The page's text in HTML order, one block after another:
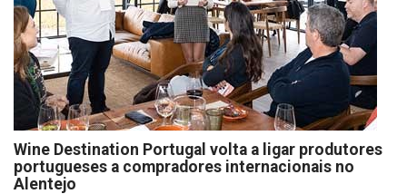
Wine Destination Portugal volta a ligar produtores
portugueses a compradores internacionais no
Alentejo